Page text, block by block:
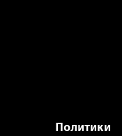
Политики